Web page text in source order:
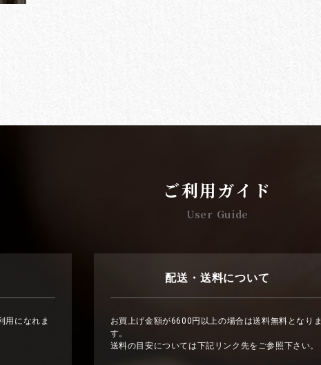
ご利用ガイド
User Guide
用になれま
配送・送料について
お買上げ金額が6600円以上の場合は送料無料となりま
す。
送料の目安については下記リンク先をご参照下さい。